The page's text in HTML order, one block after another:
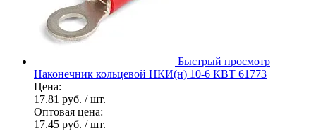
Быстрый просмотр
Наконечник кольцевой НКИ(н) 10-6 КВТ 61773
Цена:
17.81 руб. / шт.
Оптовая цена:
17.45 руб. / шт.